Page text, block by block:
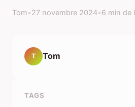
Tom•27 novembre 2024•6 min de
T Tom
TAGS